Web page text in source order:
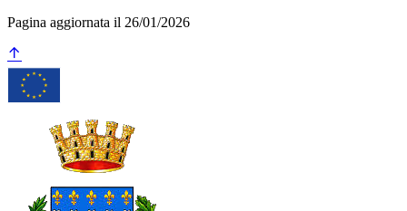
Pagina aggiornata il 26/01/2026